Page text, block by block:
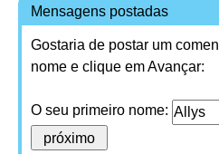
Mensagens postadas
Gostaria de postar um
nome e clique em Avançar:
O seu primeiro nome: